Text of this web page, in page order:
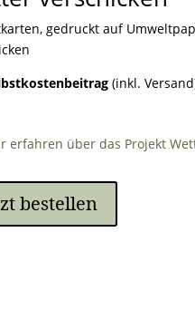
gedruckt auf
(inkl.
erfahren über das Projekt
bestellen